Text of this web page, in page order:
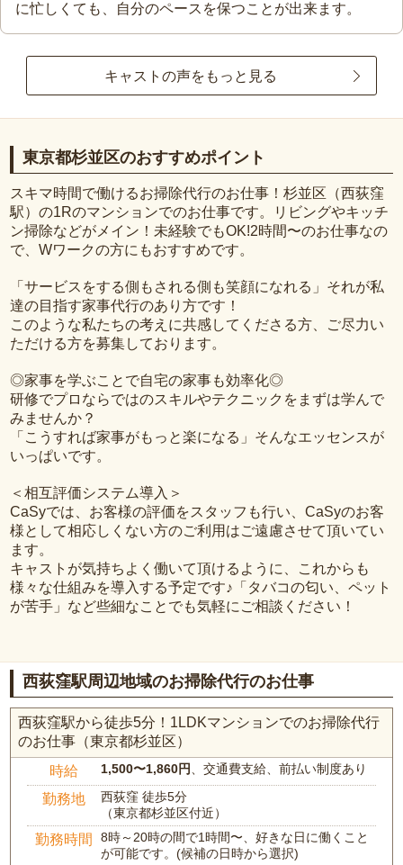
に忙しくても、自分のペースを保つことが出来ます。
キャストの声をもっと見る
東京都杉並区のおすすめポイント
スキマ時間で働けるお掃除代行のお仕事！杉並区（西荻窪
駅）の1Rのマンションでのお仕事です。リビングやキッチ
ン掃除などがメイン！未経験でもOK!2時間〜のお仕事なの
で、Wワークの方にもおすすめです。
「サービスをする側もされる側も笑顔になれる」それが私
達の目指す家事代行のあり方です！
このような私たちの考えに共感してくださる方、ご尽力い
ただける方を募集しております。
◎家事を学ぶことで自宅の家事も効率化◎
研修でプロならではのスキルやテクニックをまずは学んで
みませんか？
「こうすれば家事がもっと楽になる」そんなエッセンスが
いっぱいです。
＜相互評価システム導入＞
CaSyでは、お客様の評価をスタッフも行い、CaSyのお客
様として相応しくない方のご利用はご遠慮させて頂いてい
ます。
キャストが気持ちよく働いて頂けるように、これからも
様々な仕組みを導入する予定です♪「タバコの匂い、ペット
が苦手」など些細なことでも気軽にご相談ください！
西荻窪駅周辺地域のお掃除代行のお仕事
西荻窪駅から徒歩5分！1LDKマンションでのお掃除代行
のお仕事（東京都杉並区）
時給 1,500〜1,860円、交通費支給、前払い制度あり
勤務地
西荻窪 徒歩5分
（東京都杉並区付近）
勤務時間
8時～20時の間で1時間〜、好きな日に働くこと
が可能です。(候補の日時から選択)